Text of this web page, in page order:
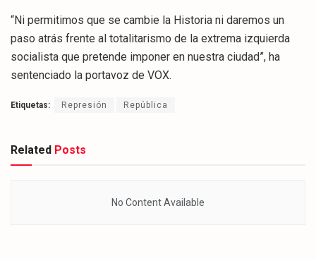
“Ni permitimos que se cambie la Historia ni daremos un
paso atrás frente al totalitarismo de la extrema izquierda
socialista que pretende imponer en nuestra ciudad”, ha
sentenciado la portavoz de VOX.
Etiquetas: Represión República
Related Posts
No Content Available